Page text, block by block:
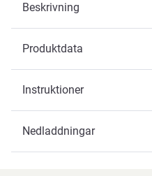
Beskrivning
Produktdata
Instruktioner
Nedladdningar